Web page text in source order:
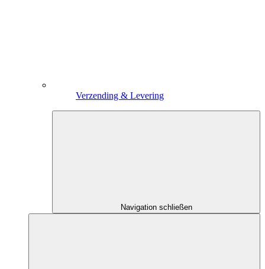
Verzending & Levering
Navigation schließen